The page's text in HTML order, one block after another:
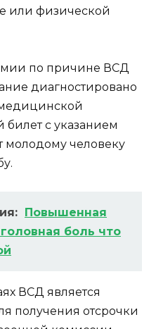
или физической
по причине ВСД
диагностировано
с указанием
молодому человеку
Повышенная
боль что
ВСД является
получения отсрочки